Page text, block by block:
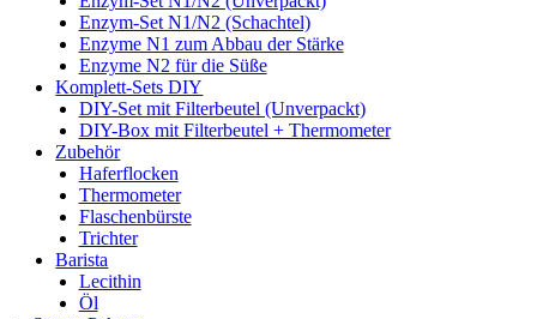
Enzym-Set N1/N2 (Schachtel)
Enzyme N1 zum Abbau der Stärke
Enzyme N2 für die Süße
Komplett-Sets DIY
DIY-Set mit Filterbeutel (Unverpackt)
DIY-Box mit Filterbeutel + Thermometer
Zubehör
Haferflocken
Thermometer
Flaschenbürste
Trichter
Barista
Lecithin
Öl